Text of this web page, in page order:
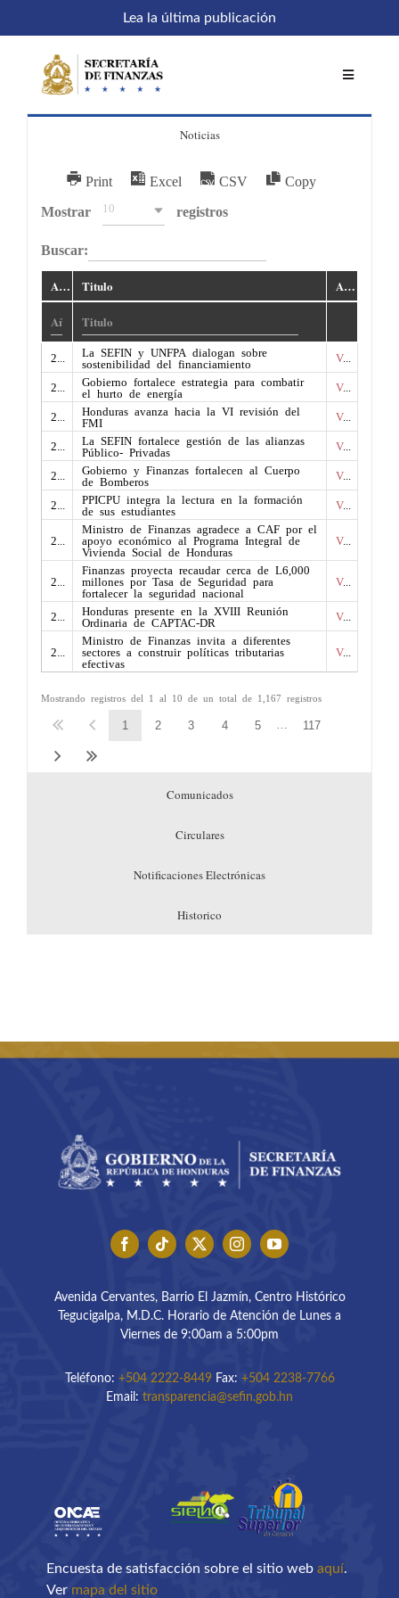
contenido
Lea la última publicación
Toggle
Acceso a sistemas
Temáticas
Buscar:
Noticias
Print Excel CSV Copy
Mostrar 10 registros
Buscar:
Año Titulo Acceso
La SEFIN y UNFPA dialogan sobre
sostenibilidad del financiamiento
Ver
Gobierno fortalece estrategia para combatir
el hurto de energía
Ver
Honduras avanza hacia la VI revisión del
FMI
Ver
La SEFIN fortalece gestión de las alianzas
Público- Privadas
Ver
Gobierno y Finanzas fortalecen al Cuerpo
de Bomberos
Ver
PPICPU integra la lectura en la formación
de sus estudiantes
Ver
Ministro de Finanzas agradece a CAF por el
apoyo económico al Programa Integral de
Vivienda Social de Honduras
Ver
Finanzas proyecta recaudar cerca de L6,000
millones por Tasa de Seguridad para
fortalecer la seguridad nacional
Ver
Honduras presente en la XVIII Reunión
Ordinaria de CAPTAC-DR
Ver
Ministro de Finanzas invita a diferentes
sectores a construir políticas tributarias
efectivas
Ver
Mostrando registros del 1 al 10 de un total de 1,167 registros
1 2 3 4 5 117
Comunicados
Circulares
Notificaciones Electrónicas
Historico
Avenida Cervantes, Barrio El Jazmín, Centro Histórico
Tegucigalpa, M.D.C. Horario de Atención de Lunes a
Viernes de 9:00am a 5:00pm
Teléfono: +504 2222-8449Fax: +504 2238-7766
Email: transparencia@sefin.gob.hn
Encuesta de satisfacción sobre el sitio webaquí.
Ver mapa del sitio